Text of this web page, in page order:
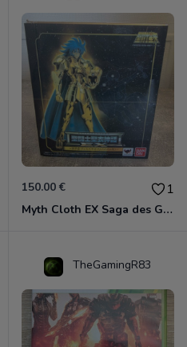
150.00 € 1
Myth Cloth EX Saga des Gémeaux
TheGamingR83